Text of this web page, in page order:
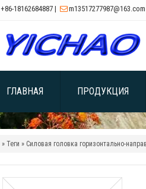
+86-18162684887 | m13517277987@163.com
ГЛАВНАЯ ПРОДУКЦИЯ
» Теги » Силовая головка горизонтально-